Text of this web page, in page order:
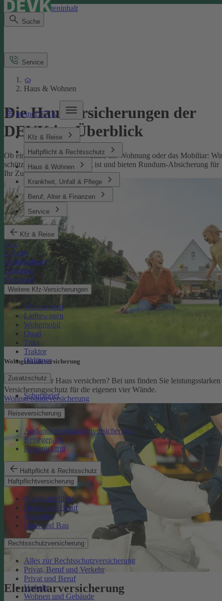
Direkt zum Seiteninhalt
Suche
meineDEVK
Kfz & Reise
Haftpflicht & Rechtsschutz
Haus & Wohnen
Krankheit, Unfall & Pflege
Beruf, Alter & Finanzen
Service
Kfz & Reise
Pkw
E-Auto
Kleinkraftrad
Anhänger
Motorrad
Weitere Kfz-Versicherungen
Wohnwagen
Lieferwagen
Wohnmobil
Quad
Trike
Traktor
Oldtimer
Zusatzschutz
Schutzbrief
Reiseversicherung
Auslandsreisekrankenversicherung
Reisegepäck
Reiserücktritt
Haftpflicht & Rechtsschutz
Haftpflichtversicherung
Privathaftpflicht
Dienst und Beruf
Tierhalter
Haus und Bau
Rechtsschutzversicherung
Alles zur Rechtsschutzversicherung
Privat, Beruf und Verkehr
Privat und Beruf
Verkehr
Wohnen und Gebäude
Service
Haus & Wohnen
Die Hausversicherungen der
DEVK im Überblick
Ob eine Versicherung fürs Haus, die Wohnung oder das Mobiliar: Wir
schützen, was Ihnen wichtig ist und bieten Rundum-Absicherung für
Ihr Zuhause.
Wohngebäude­versicherung
Sie möchten Ihr Haus versichern? Bei uns finden Sie leistungsstarken
Versicherungsschutz für die eigenen vier Wände.
Wohngebäudeversicherung
Elementarversicherung